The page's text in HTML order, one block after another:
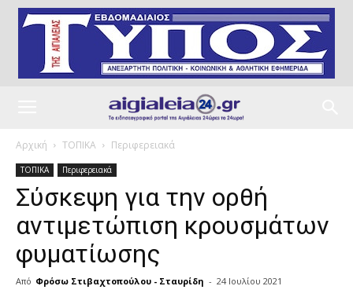
Αρχική ΤΟΠΙΚΑ Περιφερειακά
ΤΟΠΙΚΑ Περιφερειακά
Σύσκεψη για την ορθή
αντιμετώπιση κρουσμάτων
φυματίωσης
Από Φρόσω Στιβαχτοπούλου - Σταυρίδη - 24 Ιουλίου 2021